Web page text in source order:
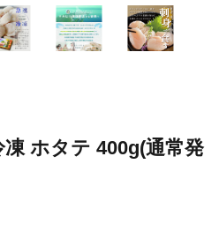
ホタテ 400g(通常発